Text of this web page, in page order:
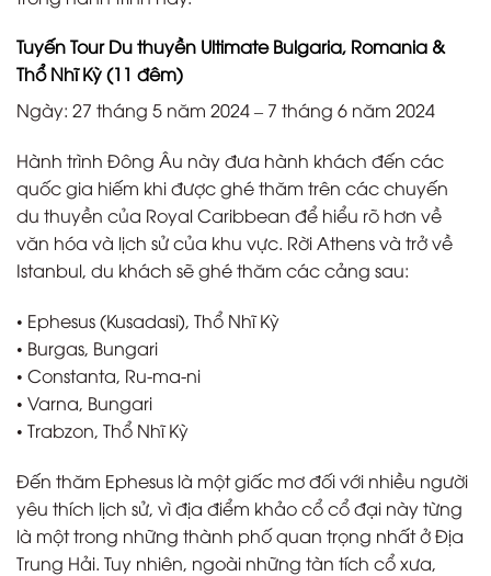
Tuyến Tour Du thuyền Ultimate Bulgaria, Romania &
Thổ Nhĩ Kỳ (11 đêm)
Ngày: 27 tháng 5 năm 2024 – 7 tháng 6 năm 2024
Hành trình Đông Âu này đưa hành khách đến các
quốc gia hiếm khi được ghé thăm trên các chuyến
du thuyền của Royal Caribbean để hiểu rõ hơn về
văn hóa và lịch sử của khu vực. Rời Athens và trở về
Istanbul, du khách sẽ ghé thăm các cảng sau:
• Ephesus (Kusadasi), Thổ Nhĩ Kỳ
• Burgas, Bungari
• Constanta, Ru-ma-ni
• Varna, Bungari
• Trabzon, Thổ Nhĩ Kỳ
Đến thăm Ephesus là một giấc mơ đối với nhiều người
yêu thích lịch sử, vì địa điểm khảo cổ cổ đại này từng
là một trong những thành phố quan trọng nhất ở Địa
Trung Hải. Tuy nhiên, ngoài những tàn tích cổ xưa,